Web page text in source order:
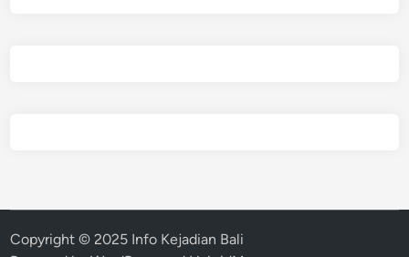
Copyright © 2025 Info Kejadian Bali